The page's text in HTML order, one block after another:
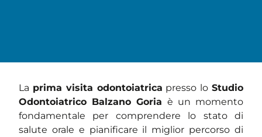
La prima visita odontoiatrica presso loStudio
Odontoiatrico Balzano Goria è un momento
fondamentale per comprendere lo stato di
salute orale e pianificare il miglior percorso di